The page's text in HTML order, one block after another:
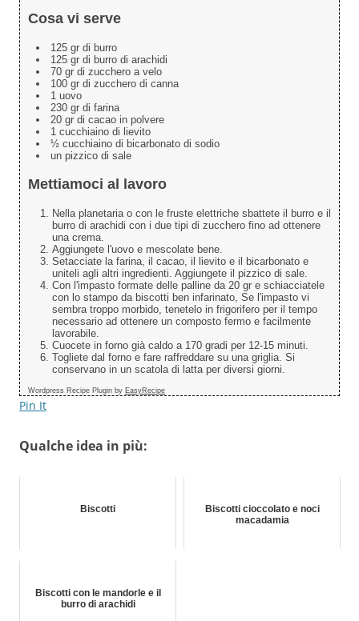
Cosa vi serve
125 gr di burro
125 gr di burro di arachidi
70 gr di zucchero a velo
100 gr di zucchero di canna
1 uovo
230 gr di farina
20 gr di cacao in polvere
1 cucchiaino di lievito
½ cucchiaino di bicarbonato di sodio
un pizzico di sale
Mettiamoci al lavoro
Nella planetaria o con le fruste elettriche sbattete il burro e il
burro di arachidi con i due tipi di zucchero fino ad ottenere
una crema.
Aggiungete l'uovo e mescolate bene.
Setacciate la farina, il cacao, il lievito e il bicarbonato e
uniteli agli altri ingredienti. Aggiungete il pizzico di sale.
Con l'impasto formate delle palline da 20 gr e schiacciatele
con lo stampo da biscotti ben infarinato, Se l'impasto vi
sembra troppo morbido, tenetelo in frigorifero per il tempo
necessario ad ottenere un composto fermo e facilmente
lavorabile.
Cuocete in forno già caldo a 170 gradi per 12-15 minuti.
Togliete dal forno e fare raffreddare su una griglia. Si
conservano in un scatola di latta per diversi giorni.
Wordpress Recipe Plugin by EasyRecipe
Pin It
Qualche idea in più:
Biscotti
Biscotti cioccolato e noci
macadamia
Biscotti con le mandorle e il
burro di arachidi